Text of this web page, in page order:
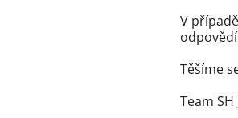
V
Těšíme
Team